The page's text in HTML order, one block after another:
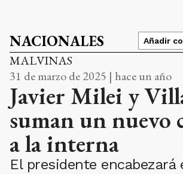
NACIONALES Añadir
MALVINAS
31 de marzo de 2025 | hace un año
Javier Milei y
suman un nuevo
a la interna
El presidente encabezará